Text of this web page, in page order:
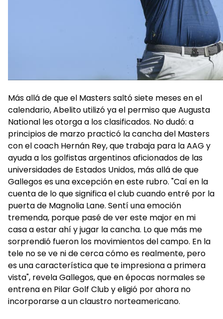
Más allá de que el Masters saltó siete meses en el
calendario, Abelito utilizó ya el permiso que Augusta
National les otorga a los clasificados. No dudó: a
principios de marzo practicó la cancha del Masters
con el coach Hernán Rey, que trabaja para la AAG y
ayuda a los golfistas argentinos aficionados de las
universidades de Estados Unidos, más allá de que
Gallegos es una excepción en este rubro. "Caí en la
cuenta de lo que significa el club cuando entré por la
puerta de Magnolia Lane. Sentí una emoción
tremenda, porque pasé de ver este major en mi
casa a estar ahí y jugar la cancha. Lo que más me
sorprendió fueron los movimientos del campo. En la
tele no se ve ni de cerca cómo es realmente, pero
es una característica que te impresiona a primera
vista", revela Gallegos, que en épocas normales se
entrena en Pilar Golf Club y eligió por ahora no
incorporarse a un claustro norteamericano.